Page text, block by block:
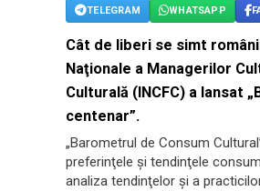
TELEGRAM WHATSAPP
Cât de liberi se simt
Naţionale a Managerilor
Culturală (INCFC) a lansat
centenar”.
„Barometrul de Consum
preferinţele şi tendinţele
analiza tendinţelor şi a